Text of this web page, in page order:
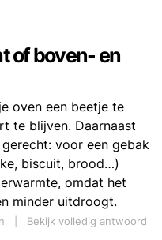
of boven- en
oven een beetje te
te blijven. Daarnaast
voor een gebak
biscuit, brood…)
omdat het
minder uitdroogt.
Bekijk volledig antwoord